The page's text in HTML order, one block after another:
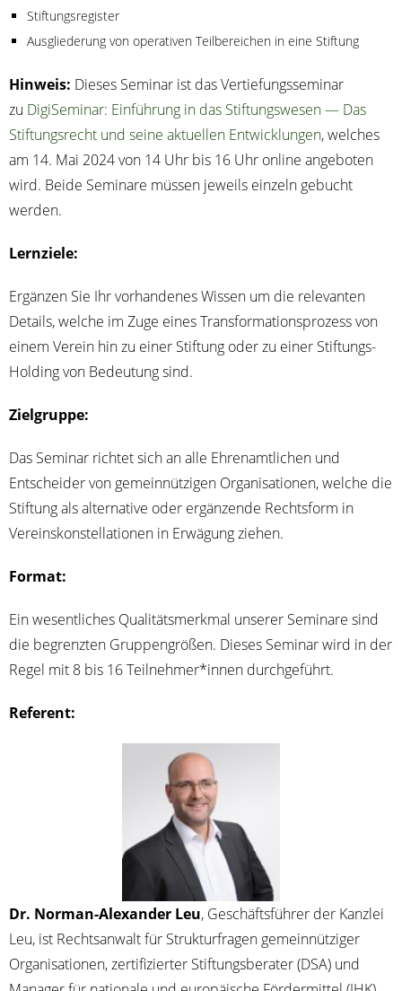
Stif­tungs­re­gis­ter
Aus­glie­de­rung von ope­ra­ti­ven Teil­be­rei­chen in eine Stiftung
Hin­weis: Die­ses Semi­nar ist das Ver­tie­fungs­se­mi­nar
zu Digi­Se­mi­nar: Ein­füh­rung in das Stif­tungs­we­sen — Das
Stif­tungs­recht und sei­ne aktu­el­len Ent­wick­lun­gen, wel­ches
am 14. Mai 2024 von 14 Uhr bis 16 Uhr online ange­bo­ten
wird. Bei­de Semi­na­re müs­sen jeweils ein­zeln gebucht
werden.
Lern­zie­le:
Ergän­zen Sie Ihr vor­han­de­nes Wis­sen um die rele­van­ten
Details, wel­che im Zuge eines Trans­for­ma­ti­ons­pro­zess von
einem Ver­ein hin zu einer Stif­tung oder zu einer Stif­tungs-
Hol­ding von Bedeu­tung sind.
Ziel­grup­pe:
Das Semi­nar rich­tet sich an alle Ehren­amt­li­chen und
Ent­schei­der von gemein­nüt­zi­gen Orga­ni­sa­tio­nen, wel­che die
Stif­tung als alter­na­ti­ve oder ergän­zen­de Rechts­form in
Ver­eins­kon­stel­la­tio­nen in Erwä­gung ziehen.
For­mat:
Ein wesent­li­ches Qua­li­täts­merk­mal unse­rer Semi­na­re sind
die begrenz­ten Grup­pen­grö­ßen. Die­ses Semi­nar wird in der
Regel mit 8 bis 16 Teilnehmer*innen durchgeführt.
Refe­rent:
Dr. Nor­man-Alex­an­der Leu, Geschäfts­füh­rer der Kanz­lei
Leu, ist Rechts­an­walt für Struk­tur­fra­gen gemein­nüt­zi­ger
Orga­ni­sa­tio­nen, zer­ti­fi­zier­ter Stif­tungs­be­ra­ter (DSA) und